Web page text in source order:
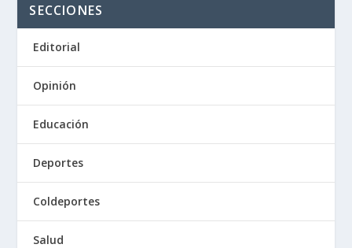
SECCIONES
Editorial
Opinión
Educación
Deportes
Coldeportes
Salud